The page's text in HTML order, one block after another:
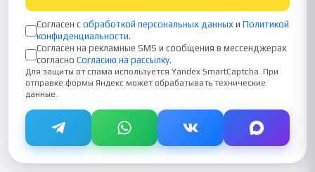
Согласен с обработкой персональных данных и Политикой
конфиденциальности.
Согласен на рекламные SMS и сообщения в мессенджерах
согласно Согласию на рассылку.
Для защиты от спама используется Yandex SmartCaptcha. При
отправке формы Яндекс может обрабатывать технические
данные.